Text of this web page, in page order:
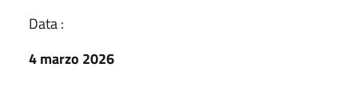
Data :
4 marzo 2026